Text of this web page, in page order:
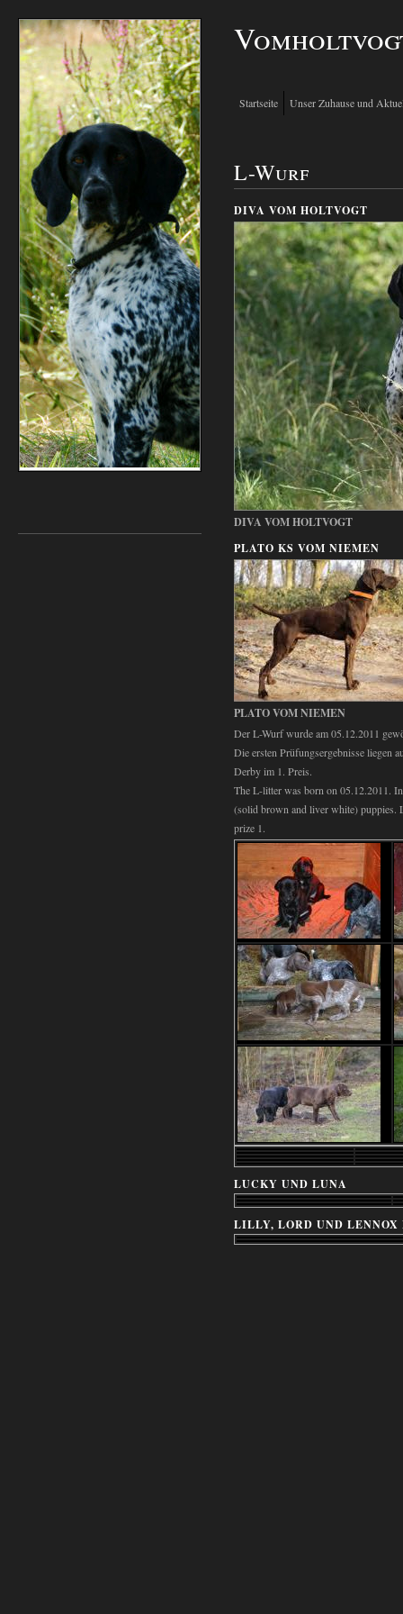
Startseite Unser Zuhause und
L-Wurf
DIVA VOM HOLTVOGT
DIVA VOM HOLTVOGT
PLATO KS VOM NIEMEN
PLATO VOM NIEMEN
Der L-Wurf wurde am 05.12.2011
Die ersten Prüfungsergebnisse liegen
Derby im 1. Preis.
The L-litter was born on 05.12.2011.
(solid brown and liver white) puppies.
prize 1.
LUCKY UND LUNA
LILLY, LORD UND LENNOX